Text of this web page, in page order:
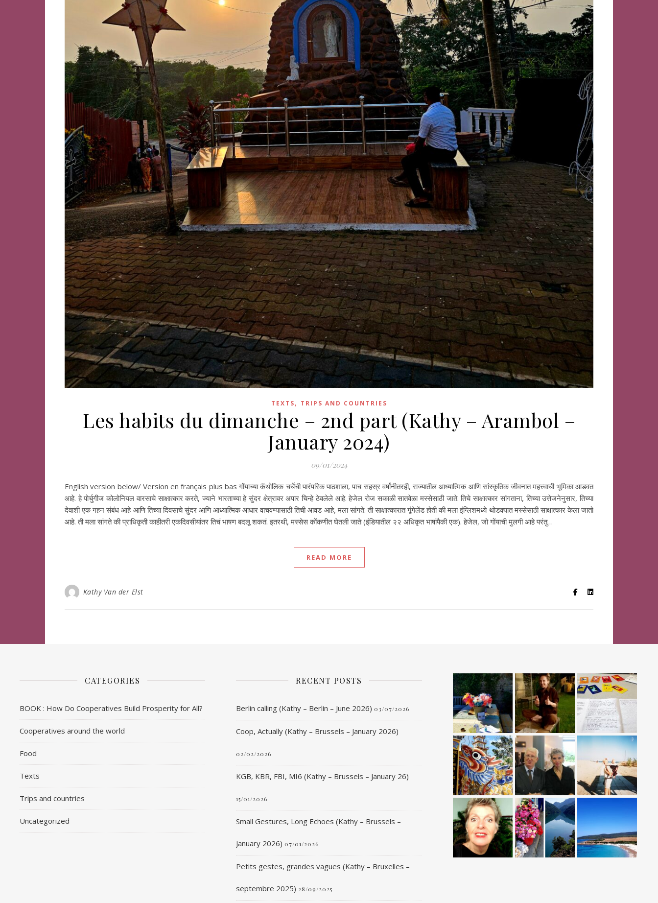
TEXTS, TRIPS AND COUNTRIES
Les habits du dimanche – 2nd part (Kathy – Arambol –
January 2024)
09/01/2024
English version below/ Version en français plus bas गोंयाच्या कॅथोलिक चर्चेची पारंपरिक पाठशाला, पाच सहस्र वर्षांनीतरही, राज्यातील आध्यात्मिक आणि सांस्कृतिक जीवनात महत्त्वाची भूमिका आडवत
आहे. हे पोर्चुगीज कोलोनियल वारसाचे साक्षात्कार करते, ज्याने भारताच्या हे सुंदर क्षेत्रावर अपार चिन्हे ठेवलेले आहे. हेजेल रोज सकाळी सातवेळा मस्सेसाठी जाते. तिचे साक्षात्कार सांगताना, तिच्या उत्तेजनेनुसार, तिच्या
देवाशी एक गहन संबंध आहे आणि तिच्या दिवसाचे सुंदर आणि आध्यात्मिक आधार वाचवण्यासाठी तिची आवड आहे, मला सांगते. ती साक्षात्कारात गूंगेलेंड होती की मला इंग्लिशमध्ये थोडक्यात मस्सेसाठी साक्षात्कार केला जातो
आहे. ती मला सांगते की प्राधिकृती काहीतरी एकदिवसीयांतर तिचं भाषण बदलू शकतं. इतरथी, मस्सेस कोंकणीत घेतली जाते (इंडियातील २२ अधिकृत भाषांपैकी एक). हेजेल, जो गोंयाची मुलगी आहे परंतु…
READ MORE
Kathy Van der Elst
CATEGORIES
BOOK : How Do Cooperatives Build Prosperity for All?
Cooperatives around the world
Food
Texts
Trips and countries
Uncategorized
RECENT POSTS
Berlin calling (Kathy – Berlin – June 2026) 03/07/2026
Coop, Actually (Kathy – Brussels – January 2026)
02/02/2026
KGB, KBR, FBI, MI6 (Kathy – Brussels – January 26)
15/01/2026
Small Gestures, Long Echoes (Kathy – Brussels –
January 2026) 07/01/2026
Petits gestes, grandes vagues (Kathy – Bruxelles –
septembre 2025) 28/09/2025